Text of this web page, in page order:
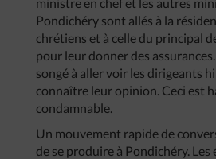
Pondichéry sont allés à la
chrétiens et à celle du principal
pour leur donner des
songé à aller voir les dirigeants
connaître leur opinion. Ceci est
condamnable.
Un mouvement rapide de
de se produire à Pondichéry. Les